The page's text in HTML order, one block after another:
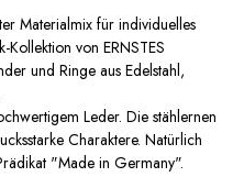
Materialmix für individuelles
Kollektion von ERNSTES
und Ringe aus Edelstahl,
Leder. Die stählernen
Charaktere. Natürlich
"Made in Germany".